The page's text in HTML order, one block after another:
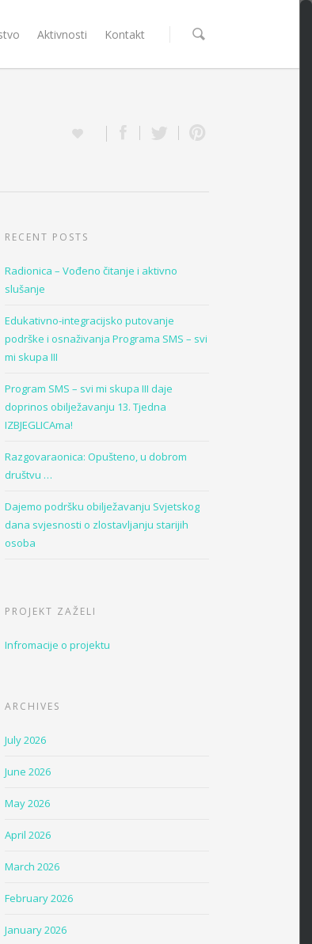
Aktivnosti Kontakt
RECENT POSTS
Radionica – Vođeno čitanje i aktivno
slušanje
Edukativno-integracijsko putovanje
podrške i osnaživanja Programa SMS – svi
mi skupa III
Program SMS – svi mi skupa III daje
doprinos obilježavanju 13. Tjedna
IZBJEGLICAma!
Razgovaraonica: Opušteno, u dobrom
društvu …
Dajemo podršku obilježavanju Svjetskog
dana svjesnosti o zlostavljanju starijih
osoba
PROJEKT ZAŽELI
Infromacije o projektu
ARCHIVES
July 2026
June 2026
May 2026
April 2026
March 2026
February 2026
January 2026